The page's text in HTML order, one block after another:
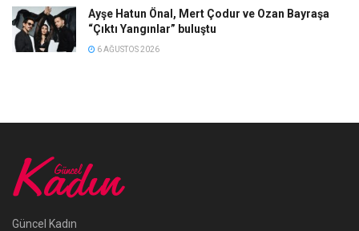
Ayşe Hatun Önal, Mert Çodur ve Ozan Bayraşa
“Çıktı Yangınlar” buluştu
6 AĞUSTOS 2026
Güncel Kadın